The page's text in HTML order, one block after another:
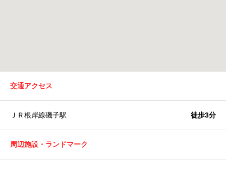
交通アクセス
ＪＲ根岸線磯子駅 徒歩3分
周辺施設・ランドマーク